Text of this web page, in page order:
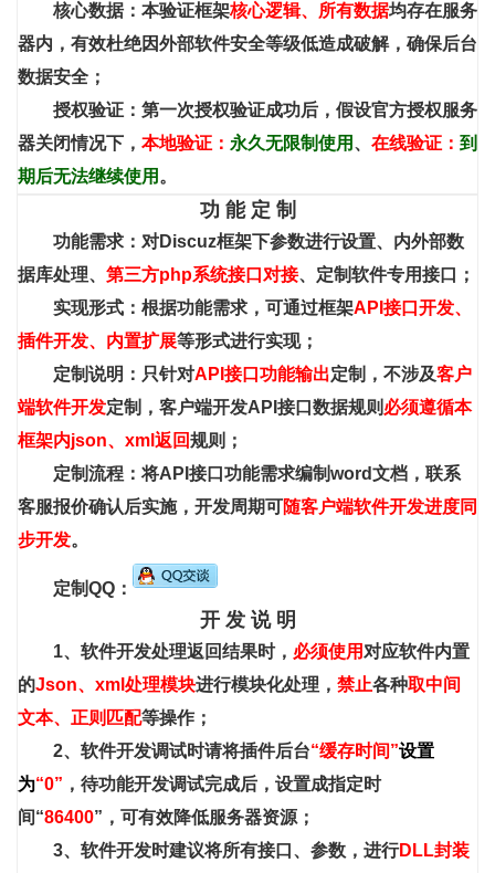
核心数据：本验证框架核心逻辑、所有数据均存在服务
器内，有效杜绝因外部软件安全等级低造成破解，确保后台
数据安全；
授权验证：第一次授权验证成功后，假设官方授权服务
器关闭情况下， 本地验证： 永久无限制使用 、 在线验证： 到
期后无法继续使用 。
功 能 定 制
功能需求：对Discuz框架下参数进行设置、内外部数
据库处理、 第三方php系统接口对接、定制软件专用接口；
实现形式：根据功能需求，可通过框架API接口开发、
插件开发、内置扩展等形式进行实现；
定制说明：只针对API接口功能输出定制，不涉及客户
端软件开发定制，客户端开发API接口数据规则 必须遵循本
框架内json、xml返回规则；
定制流程：将API接口功能需求编制word文档，联系
客服报价确认后实施，开发周期可随客户端软件开发进度同
步开发。
定制QQ：
开 发 说 明
1、软件开发处理返回结果时， 必须使用 对应软件内置
的Json、xml处理模块进行模块化处理， 禁止各种取中间
文本、正则匹配等操作；
2、软件开发调试时请将插件后台“缓存时间”设置
为“0” ，待功能开发调试完成后，设置成指定时
间“86400”，可有效降低服务器资源；
3、软件开发时建议将所有接口、参数，进行DLL封装